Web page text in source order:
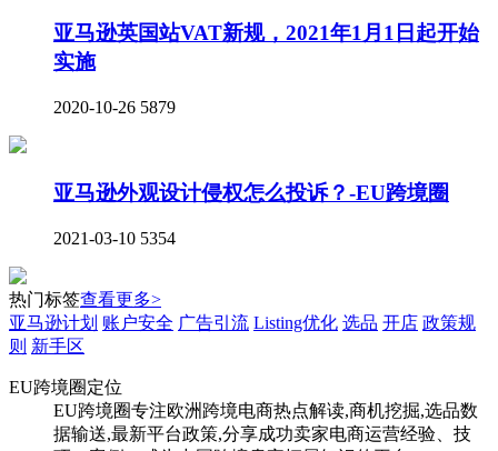
亚马逊英国站VAT新规，2021年1月1日起开始
实施
2020-10-26 5879
亚马逊外观设计侵权怎么投诉？-EU跨境圈
2021-03-10 5354
热门标签查看更多>
亚马逊计划 账户安全 广告引流 Listing优化 选品 开店 政策规
则 新手区
EU跨境圈定位
EU跨境圈专注欧洲跨境电商热点解读,商机挖掘,选品数
据输送,最新平台政策,分享成功卖家电商运营经验、技